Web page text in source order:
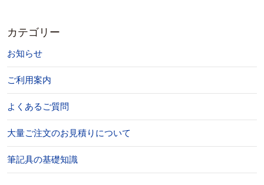
カテゴリー
お知らせ
ご利用案内
よくあるご質問
大量ご注文のお見積りについて
筆記具の基礎知識